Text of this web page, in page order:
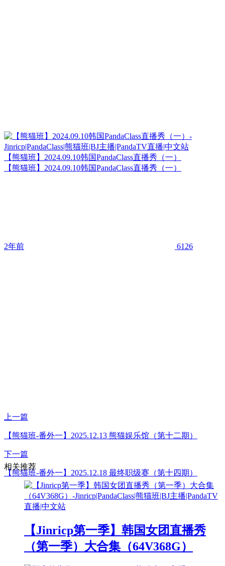
【熊猫班】2024.09.10韩国PandaClass直播秀（一）
【熊猫班】2024.09.10韩国PandaClass直播秀（一）
2年前 6126
上一篇
【熊猫班-番外一】2025.12.13 熊猫娱乐馆（第十二期）
下一篇
【熊猫班-番外一】2025.12.18 最终职级赛（第十四期）
相关推荐
【Jinricp第一季】韩国女团直播秀
（第一季）大合集（64V368G）